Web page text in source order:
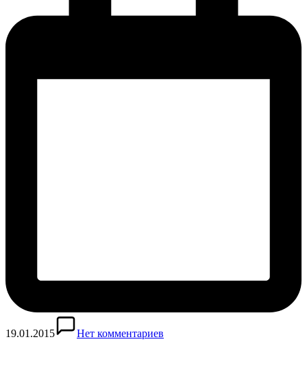
19.01.2015 Нет комментариев